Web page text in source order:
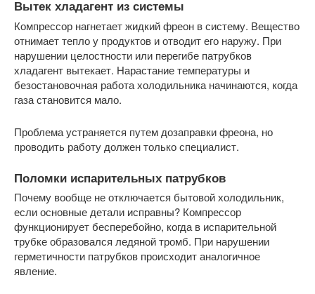
Вытек хладагент из системы
Компрессор нагнетает жидкий фреон в систему. Вещество
отнимает тепло у продуктов и отводит его наружу. При
нарушении целостности или перегибе патрубков
хладагент вытекает. Нарастание температуры и
безостановочная работа холодильника начинаются, когда
газа становится мало.
Проблема устраняется путем дозаправки фреона, но
проводить работу должен только специалист.
Поломки испарительных патрубков
Почему вообще не отключается бытовой холодильник,
если основные детали исправны? Компрессор
функционирует бесперебойно, когда в испарительной
трубке образовался ледяной тромб. При нарушении
герметичности патрубков происходит аналогичное
явление.